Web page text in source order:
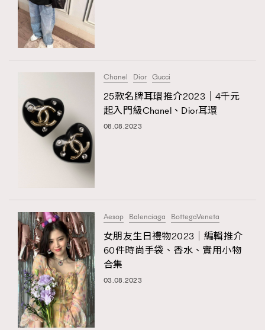
Chanel Dior Gucci
25款名牌耳環推介2023｜4千元
起入門級Chanel、Dior耳環
08.08.2023
Aesop Balenciaga BottegaVeneta
女朋友生日禮物2023｜編輯推介
60件時尚手袋、香水、實用小物
合集
03.08.2023